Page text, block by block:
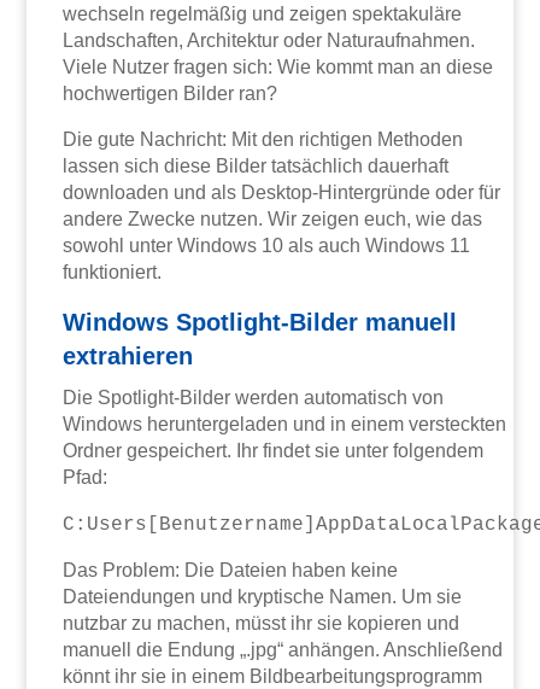
wechseln regelmäßig und zeigen spektakuläre
Landschaften, Architektur oder Naturaufnahmen.
Viele Nutzer fragen sich: Wie kommt man an diese
hochwertigen Bilder ran?
Die gute Nachricht: Mit den richtigen Methoden
lassen sich diese Bilder tatsächlich dauerhaft
downloaden und als Desktop-Hintergründe oder für
andere Zwecke nutzen. Wir zeigen euch, wie das
sowohl unter Windows 10 als auch Windows 11
funktioniert.
Windows Spotlight-Bilder manuell
extrahieren
Die Spotlight-Bilder werden automatisch von
Windows heruntergeladen und in einem versteckten
Ordner gespeichert. Ihr findet sie unter folgendem
Pfad:
Das Problem: Die Dateien haben keine
Dateiendungen und kryptische Namen. Um sie
nutzbar zu machen, müsst ihr sie kopieren und
manuell die Endung „.jpg“ anhängen. Anschließend
könnt ihr sie in einem Bildbearbeitungsprogramm